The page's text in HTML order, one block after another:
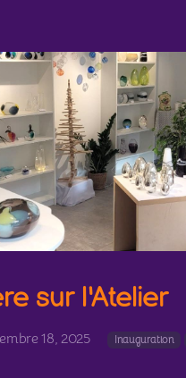
sur l'Atelier
18, 2025 Inauguration